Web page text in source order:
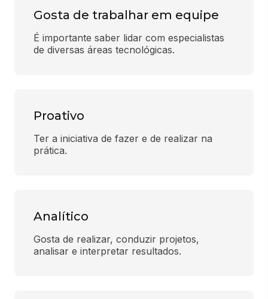
Gosta de trabalhar em equipe
É importante saber lidar com especialistas
de diversas áreas tecnológicas.
Proativo
Ter a iniciativa de fazer e de realizar na
prática.
Analítico
Gosta de realizar, conduzir projetos,
analisar e interpretar resultados.